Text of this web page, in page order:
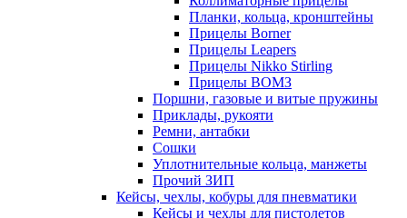
Планки, кольца, кронштейны
Прицелы Borner
Прицелы Leapers
Прицелы Nikko Stirling
Прицелы ВОМЗ
Поршни, газовые и витые пружины
Приклады, рукояти
Ремни, антабки
Сошки
Уплотнительные кольца, манжеты
Прочий ЗИП
Кейсы, чехлы, кобуры для пневматики
Кейсы и чехлы для пистолетов